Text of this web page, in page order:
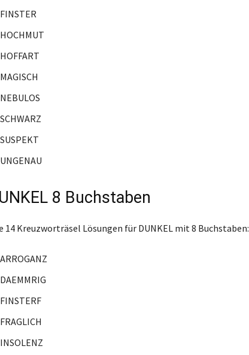
FINSTER
HOCHMUT
HOFFART
MAGISCH
NEBULOS
SCHWARZ
SUSPEKT
UNGENAU
8 Buchstaben
14 Kreuzworträsel Lösungen für DUNKEL mit 8 Buchstaben:
ARROGANZ
DAEMMRIG
FINSTERF
FRAGLICH
INSOLENZ